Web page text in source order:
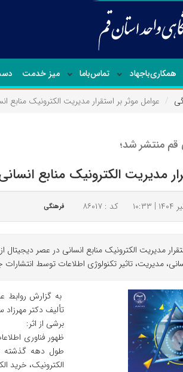
همکاری‌باجهاد تماس‌با‌ما میز خدمت
عوامل موثر بر استقرار مدیریت الکترونیک
منتشر شد؛
مدیریت الکترونیک منابع
کد : ۸۶۰۱۷ فرهنگی
مدیریت الکترونیک منابع انسانی در عصر
مدیریت، تاثیر تکنولوژی اطلاعات توسط
به گزارش روابط
تألیف دکتر مهرزاد سرفرازی
برشی از اثر:
ظهور فناوری
طول دهه گذشته
الکترونیک، خرید